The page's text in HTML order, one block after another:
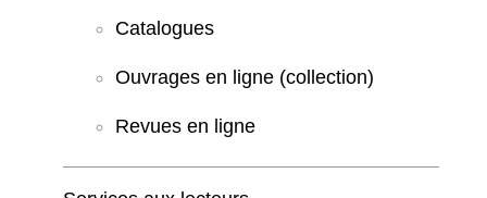
Catalogues
Ouvrages en ligne (collection)
Revues en ligne